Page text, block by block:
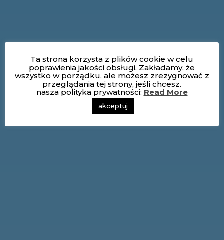
Ta strona korzysta z plików cookie w celu
poprawienia jakości obsługi. Zakładamy, że
wszystko w porządku, ale możesz zrezygnować z
przeglądania tej strony, jeśli chcesz.
nasza polityka prywatności: Read More
akceptuj